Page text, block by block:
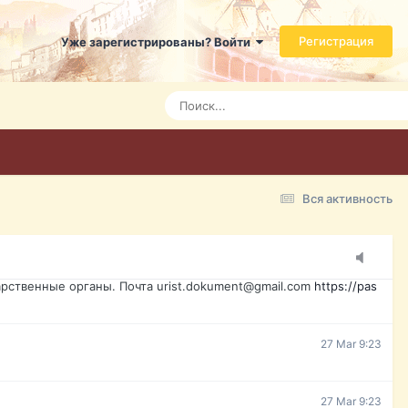
Уже зарегистрированы? Войти Регистрация
Вся активность
даже ребенок. Быстрое оформление договора с
Today 3:21
Today 3:24
Today 3:28
15 Mar 16:47
органы. Почта urist.dokument@gmail.com https://pas
27 Mar 9:23
27 Mar 9:23